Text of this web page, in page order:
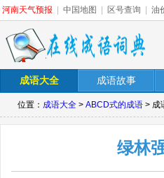
河南天气预报 中国地图 区号查询 油
成语大全 成语故事
位置： 成语大全 > ABCD式的成语 > 成
绿林